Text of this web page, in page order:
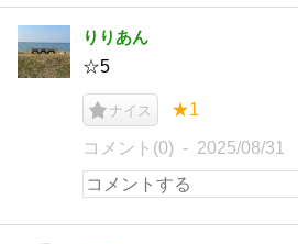
りりあん
☆5
ナイス ★1
コメント(0) 2025/08/31